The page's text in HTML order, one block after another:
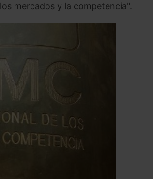
mercados y la competencia".